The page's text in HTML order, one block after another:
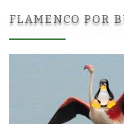
FLAMENCO POR